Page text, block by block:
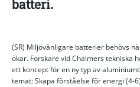
batteri.
(SR) Miljövänligare batterier behövs
ökar. Forskare vid Chalmers tekniska
ett koncept för en ny typ av
temat: Skapa förståelse för energi (4-